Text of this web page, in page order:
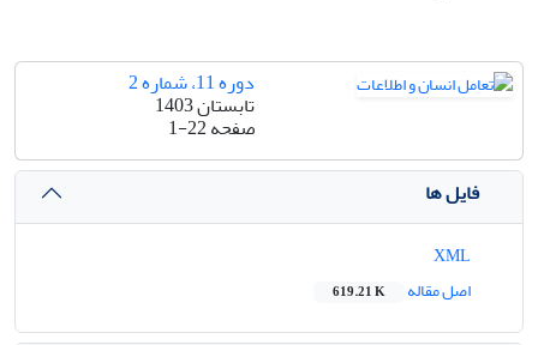
دوره 11، شماره 2
تابستان 1403
صفحه1-22
فایل ها
اصل مقاله
619.21 K